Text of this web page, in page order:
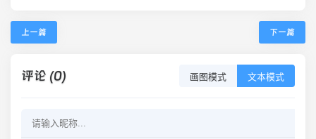
上一篇 下一篇
评论 (0) 画图模式 文本模式